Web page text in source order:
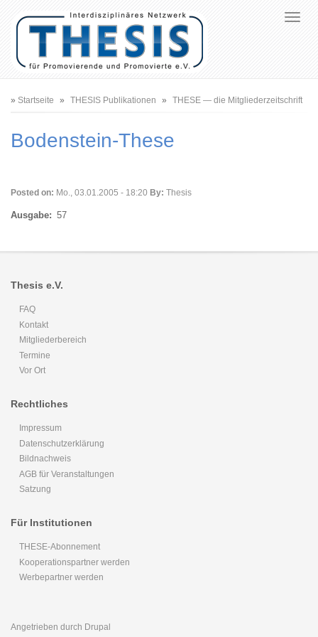
Pfadnavigation
Startseite THESIS Publikationen THESE — die Mitgliederzeitschrift
Bodenstein-These
Posted on: Mo., 03.01.2005 - 18:20 By: Thesis
Ausgabe 57
Thesis e.V.
FAQ
Kontakt
Mitgliederbereich
Termine
Vor Ort
Rechtliches
Impressum
Datenschutzerklärung
Bildnachweis
AGB für Veranstaltungen
Satzung
Für Institutionen
THESE-Abonnement
Kooperationspartner werden
Werbepartner werden
Angetrieben durch Drupal